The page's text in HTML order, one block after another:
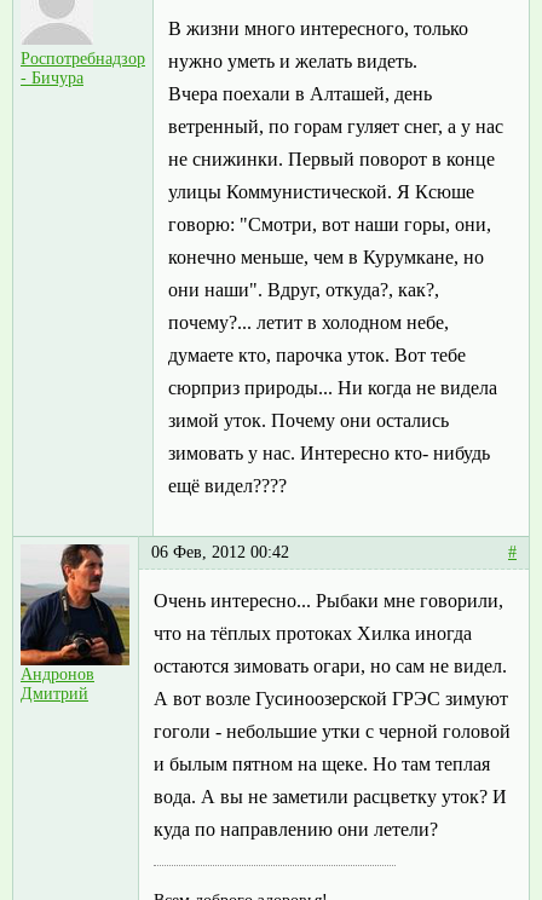
Роспотребнадзор
- Бичура
В жизни много интересного, только
нужно уметь и желать видеть.
Вчера поехали в Алташей, день
ветренный, по горам гуляет снег, а у нас
не снижинки. Первый поворот в конце
улицы Коммунистической. Я Ксюше
говорю: "Смотри, вот наши горы, они,
конечно меньше, чем в Курумкане, но
они наши". Вдруг, откуда?, как?,
почему?... летит в холодном небе,
думаете кто, парочка уток. Вот тебе
сюрприз природы... Ни когда не видела
зимой уток. Почему они остались
зимовать у нас. Интересно кто- нибудь
ещё видел????
Андронов
Дмитрий
06 Фев, 2012 00:42 #
Очень интересно... Рыбаки мне говорили,
что на тёплых протоках Хилка иногда
остаются зимовать огари, но сам не видел.
А вот возле Гусиноозерской ГРЭС зимуют
гоголи - небольшие утки с черной головой
и былым пятном на щеке. Но там теплая
вода. А вы не заметили расцветку уток? И
куда по направлению они летели?